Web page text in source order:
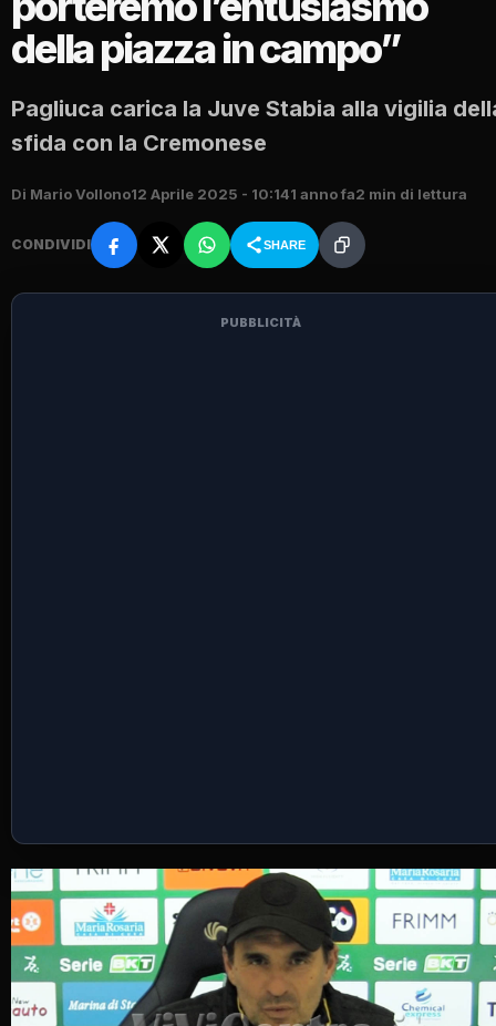
della piazza in campo”
Pagliuca carica la Juve Stabia alla vigilia
sfida con la Cremonese
Di Mario Vollono12 Aprile 2025 - 10:141 anno fa2 min di lettura
CONDIVIDI SHARE
PUBBLICITÀ